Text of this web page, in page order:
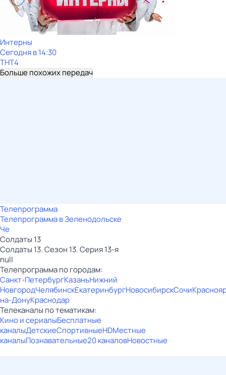
Интерны
Сегодня в 14:30
ТНТ4
Больше похожих передач
Телепрограмма
Телепрограмма в Зеленодольске
Че
Солдаты 13
Солдаты 13. Сезон 13. Серия 13-я
null
Телепрограмма по городам:
Санкт-ПетербургКазаньНижний
НовгородЧелябинскЕкатеринбургНовосибирскСочи
на-ДонуКраснодар
Телеканалы по тематикам:
Кино и сериалыБесплатные
каналыДетскиеСпортивныеHDМестные
каналыПознавательные20 каналовНовостные